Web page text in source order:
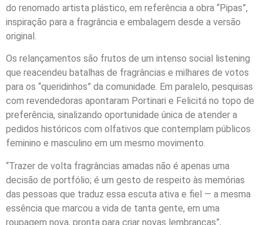
do renomado artista plástico, em referência a obra “Pipas”,
inspiração para a fragrância e embalagem desde a versão
original.
Os relançamentos são frutos de um intenso social listening
que reacendeu batalhas de fragrâncias e milhares de votos
para os “queridinhos” da comunidade. Em paralelo, pesquisas
com revendedoras apontaram Portinari e Felicitá no topo de
preferência, sinalizando oportunidade única de atender a
pedidos históricos com olfativos que contemplam públicos
feminino e masculino em um mesmo movimento.
“Trazer de volta fragrâncias amadas não é apenas uma
decisão de portfólio; é um gesto de respeito às memórias
das pessoas que traduz essa escuta ativa e fiel — a mesma
essência que marcou a vida de tanta gente, em uma
roupagem nova, pronta para criar novas lembranças”,